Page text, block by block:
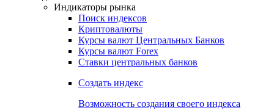
Откройте глобальную базу данных
Получить доступ
Индикаторы рынка
Поиск индексов
Курсы валют Центральных Банков
Ставки центральных банков